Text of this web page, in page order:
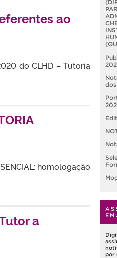
ao
do CLHD – Tutoria
homologação
a
por